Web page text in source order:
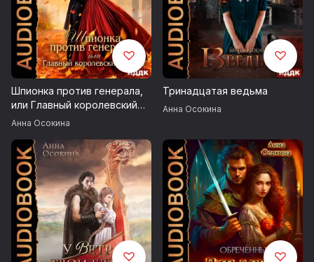
Шпионка против генерала,
или Главный королевский
секрет
Анна Осокина
Тринадцатая ведьма
Анна Осокина